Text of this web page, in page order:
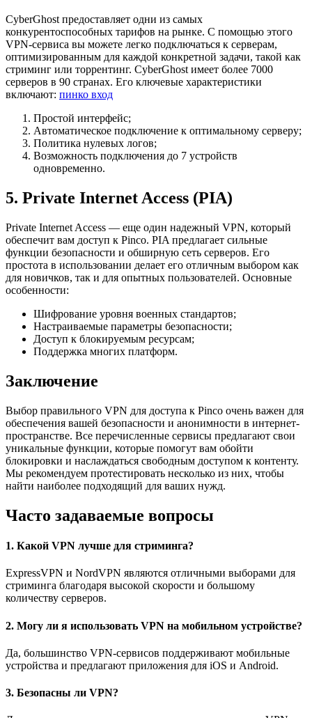
CyberGhost предоставляет одни из самых
конкурентоспособных тарифов на рынке. С помощью этого
VPN-сервиса вы можете легко подключаться к серверам,
оптимизированным для каждой конкретной задачи, такой как
стриминг или торрентинг. CyberGhost имеет более 7000
серверов в 90 странах. Его ключевые характеристики
включают: пинко вход
Простой интерфейс;
Автоматическое подключение к оптимальному серверу;
Политика нулевых логов;
Возможность подключения до 7 устройств
одновременно.
5. Private Internet Access (PIA)
Private Internet Access — еще один надежный VPN, который
обеспечит вам доступ к Pinco. PIA предлагает сильные
функции безопасности и обширную сеть серверов. Его
простота в использовании делает его отличным выбором как
для новичков, так и для опытных пользователей. Основные
особенности:
Шифрование уровня военных стандартов;
Настраиваемые параметры безопасности;
Доступ к блокируемым ресурсам;
Поддержка многих платформ.
Заключение
Выбор правильного VPN для доступа к Pinco очень важен для
обеспечения вашей безопасности и анонимности в интернет-
пространстве. Все перечисленные сервисы предлагают свои
уникальные функции, которые помогут вам обойти
блокировки и наслаждаться свободным доступом к контенту.
Мы рекомендуем протестировать несколько из них, чтобы
найти наиболее подходящий для ваших нужд.
Часто задаваемые вопросы
1. Какой VPN лучше для стриминга?
ExpressVPN и NordVPN являются отличными выборами для
стриминга благодаря высокой скорости и большому
количеству серверов.
2. Могу ли я использовать VPN на мобильном устройстве?
Да, большинство VPN-сервисов поддерживают мобильные
устройства и предлагают приложения для iOS и Android.
3. Безопасны ли VPN?